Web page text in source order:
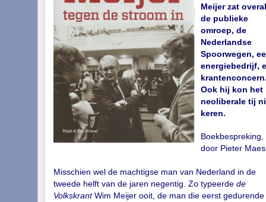
Meijer zat
de publieke
omroep, de
Nederlandse
Spoorwegen,
energiebedrijf,
Ook hij kon het
neoliberale tij
keren.
Boekbespreking,
door Pieter
Misschien wel de machtigse man van Nederland in de
tweede helft van de jaren negentig. Zo typeerde de
VolkskrantWim Meijer ooit, de man die eerst gedurende